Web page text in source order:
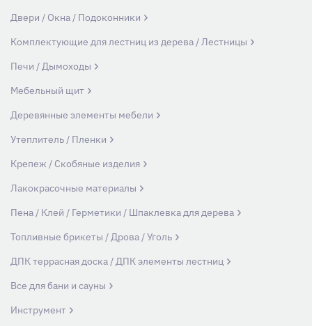
Двери / Окна / Подоконники
Комплектующие для лестниц из дерева / Лестницы
Печи / Дымоходы
Мебельный щит
Деревянные элементы мебели
Утеплитель / Пленки
Крепеж / Скобяные изделия
Лакокрасочные материалы
Пена / Клей / Герметики / Шпаклевка для дерева
Топливные брикеты / Дрова / Уголь
ДПК террасная доска / ДПК элементы лестниц
Все для бани и сауны
Инструмент